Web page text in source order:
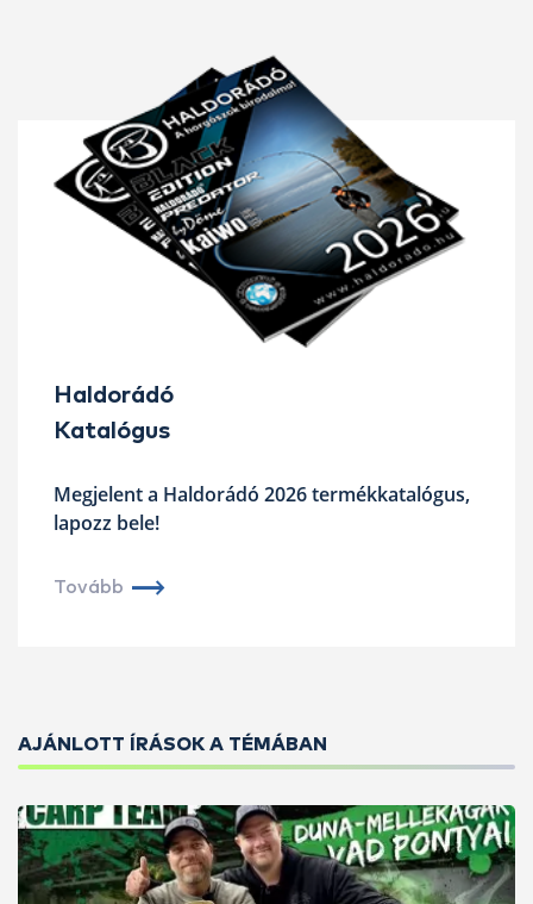
Haldorádó
Katalógus
Megjelent a Haldorádó 2026 termékkatalógus,
lapozz bele!
Tovább
AJÁNLOTT ÍRÁSOK A TÉMÁBAN